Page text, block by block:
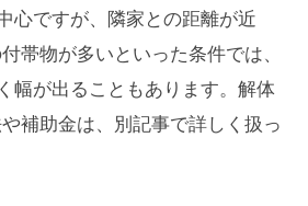
心ですが、隣家との距離が近
帯物が多いといった条件では、
幅が出ることもあります。解体
補助金は、別記事で詳しく扱っ